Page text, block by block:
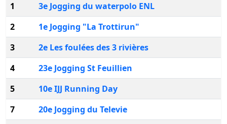
1
3e Jogging du waterpolo ENL
2
1e Jogging "La Trottirun"
3
2e Les foulées des 3 rivières
4
23e Jogging St Feuillien
5
10e IJJ Running Day
7
20e Jogging du Televie